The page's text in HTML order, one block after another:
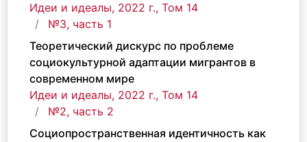
Идеи и идеалы, 2022 г., Том 14
№3, часть 1
Теоретический дискурс по проблеме
социокультурной адаптации мигрантов в
современном мире
Идеи и идеалы, 2022 г., Том 14
№2, часть 2
Социопространственная идентичность как